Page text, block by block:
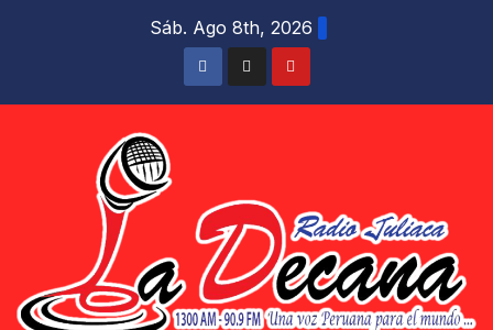
Sáb. Ago 8th, 2026